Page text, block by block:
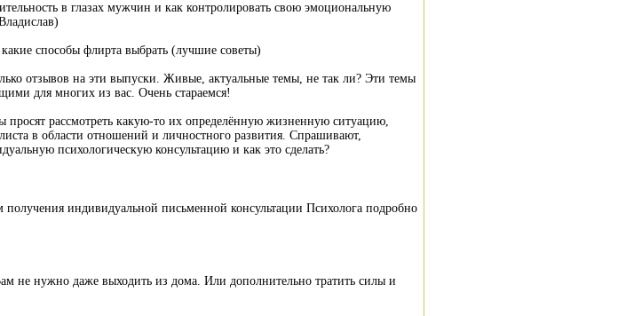
в глазах мужчин и как контролировать свою эмоциональную
способы флирта выбрать (лучшие советы)
отзывов на эти выпуски. Живые, актуальные темы, не так ли? Эти темы
для многих из вас. Очень стараемся!
просят рассмотреть какую-то их определённую жизненную ситуацию,
в области отношений и личностного развития. Спрашивают,
психологическую консультацию и как это сделать?
индивидуальной письменной консультации Психолога подробно
не нужно даже выходить из дома. Или дополнительно тратить силы и